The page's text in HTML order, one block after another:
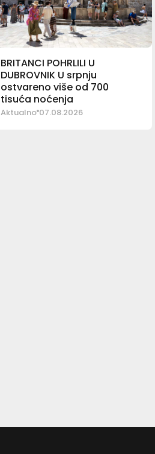
BRITANCI POHRLILI U
DUBROVNIK U srpnju
ostvareno više od 700
tisuća noćenja
Aktualno 07.08.2026